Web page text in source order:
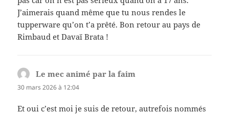
J’aimerais quand même que tu nous rendes le
tupperware qu’on t’a prêté. Bon retour au pays de
Rimbaud et Davaï Brata !
Le mec animé par la faim
30 mars 2026 à 12:04
Et oui c’est moi je suis de retour, autrefois nommés